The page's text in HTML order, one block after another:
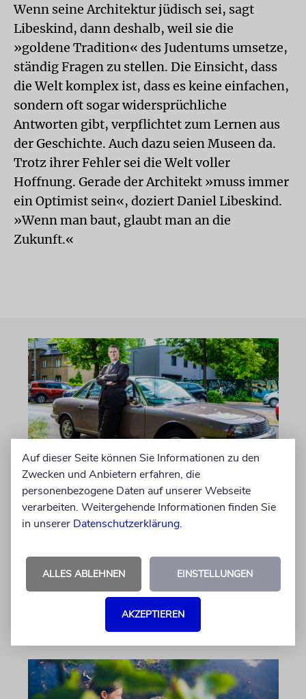
Wenn seine Architektur jüdisch sei, sagt
Libeskind, dann deshalb, weil sie die
»goldene Tradition« des Judentums umsetze,
ständig Fragen zu stellen. Die Einsicht, dass
die Welt komplex ist, dass es keine einfachen,
sondern oft sogar widersprüchliche
Antworten gibt, verpflichtet zum Lernen aus
der Geschichte. Auch dazu seien Museen da.
Trotz ihrer Fehler sei die Welt voller
Hoffnung. Gerade der Architekt »muss immer
ein Optimist sein«, doziert Daniel Libeskind.
»Wenn man baut, glaubt man an die
Zukunft.«
Stil auf Rädern
Der Swing-Musiker Andrej Hermlin sammelt
Garage zu bewundern. Ein Besuch in Pankow
von Imanuel Marcus
Auf dieser Seite können Sie Informationen zu den
Zwecken und Anbietern erfahren, die
personenbezogene Daten auf unserer Webseite
verarbeiten. Weitergehende Informationen finden Sie
in unserer Datenschutzerklärung.
ALLES ABLEHNEN EINSTELLUNGEN
AKZEPTIEREN